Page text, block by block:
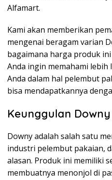
Alfamart.
Kami akan memberikan
mengenai beragam varian
bagaimana harga produk
Anda ingin memahami
Anda dalam hal pelembut
bisa mendapatkannya
Keunggulan Downy
Downy adalah salah satu
industri pelembut pakaian,
alasan. Produk ini memiliki
membuatnya menonjol di